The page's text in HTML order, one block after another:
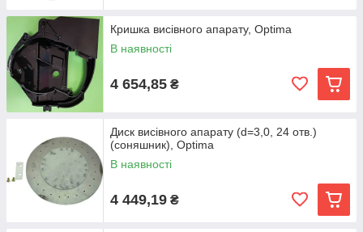
Кришка висівного апарату, Optima
В наявності
4 654,85 ₴
Диск висівного апарату (d=3,0, 24 отв.)
(соняшник), Optima
В наявності
4 449,19 ₴